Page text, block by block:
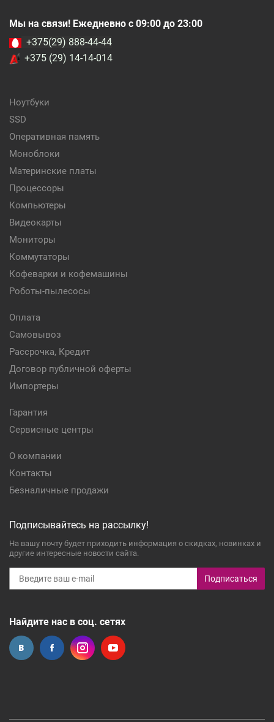
Мы на связи! Ежедневно с 09:00 до 23:00
+375(29) 888-44-44
+375 (29) 14-14-014
Ноутбуки
SSD
Оперативная память
Моноблоки
Материнские платы
Процессоры
Компьютеры
Видеокарты
Мониторы
Коммутаторы
Кофеварки и кофемашины
Роботы-пылесосы
Оплата
Самовывоз
Рассрочка, Кредит
Договор публичной оферты
Импортеры
Гарантия
Сервисные центры
О компании
Контакты
Безналичные продажи
Подписывайтесь на рассылку!
На вашу почту будет приходить информация о скидках, новинках и
другие интересные новости сайта.
Подписаться
Найдите нас в соц. сетях